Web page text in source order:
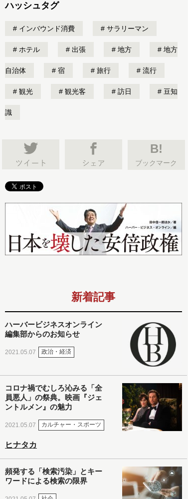
ハッシュタグ
インバウンド消費 サラリーマン
ホテル 出張 地方 地方
自治体 宿 旅行 流行
観光 観光客 訪日 豆知
識
B!
ブックマーク
新着記事
ハーバービジネスオンライン
編集部からのお知らせ
2021.05.07 政治・経済
コロナ禍でむしろ沁みる「全
員悪人」の祭典。映画『ジェ
ントルメン』の魅力
2021.05.07 カルチャー・スポーツ
ヒナタカ
頻発する「検索汚染」とキー
ワードによる検索の限界